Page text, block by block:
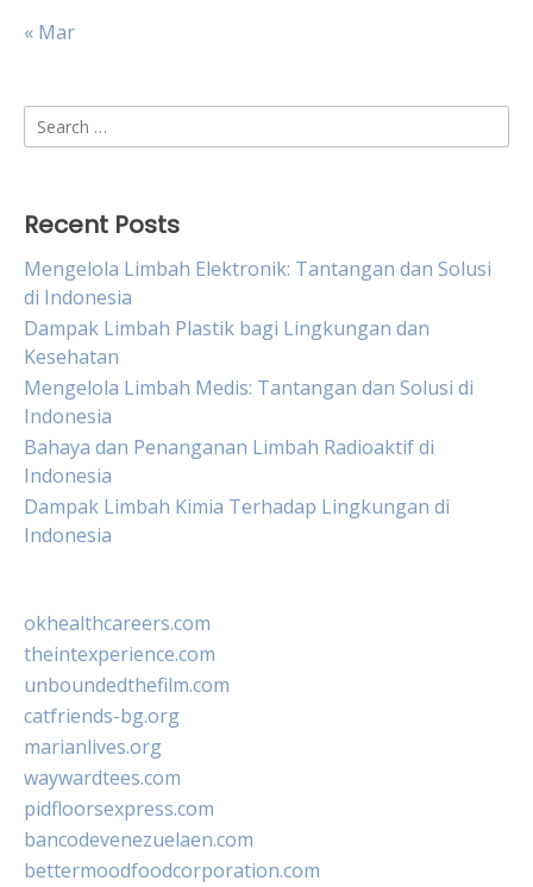
« Mar
Search
for:
Recent Posts
Mengelola Limbah Elektronik: Tantangan dan Solusi
di Indonesia
Dampak Limbah Plastik bagi Lingkungan dan
Kesehatan
Mengelola Limbah Medis: Tantangan dan Solusi di
Indonesia
Bahaya dan Penanganan Limbah Radioaktif di
Indonesia
Dampak Limbah Kimia Terhadap Lingkungan di
Indonesia
okhealthcareers.com
theintexperience.com
unboundedthefilm.com
catfriends-bg.org
marianlives.org
waywardtees.com
pidfloorsexpress.com
bancodevenezuelaen.com
bettermoodfoodcorporation.com